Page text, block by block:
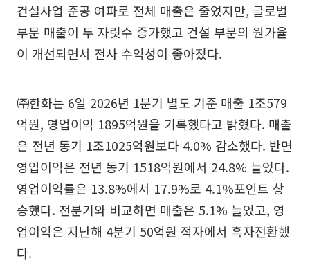
건설사업 준공 여파로 전체 매출은 줄었지만, 글로벌
부문 매출이 두 자릿수 증가했고 건설 부문의 원가율
이 개선되면서 전사 수익성이 좋아졌다.
㈜한화는 6일 2026년 1분기 별도 기준 매출 1조579
억원, 영업이익 1895억원을 기록했다고 밝혔다. 매출
은 전년 동기 1조1025억원보다 4.0% 감소했다. 반면
영업이익은 전년 동기 1518억원에서 24.8% 늘었다.
영업이익률은 13.8%에서 17.9%로 4.1%포인트 상
승했다. 전분기와 비교하면 매출은 5.1% 늘었고, 영
업이익은 지난해 4분기 50억원 적자에서 흑자전환했
다.